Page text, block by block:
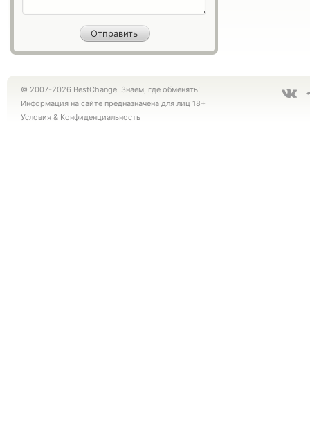
© 2007-2026 BestChange. Знаем, где обменять!
Информация на сайте предназначена для лиц 18+
Условия & Конфиденциальность